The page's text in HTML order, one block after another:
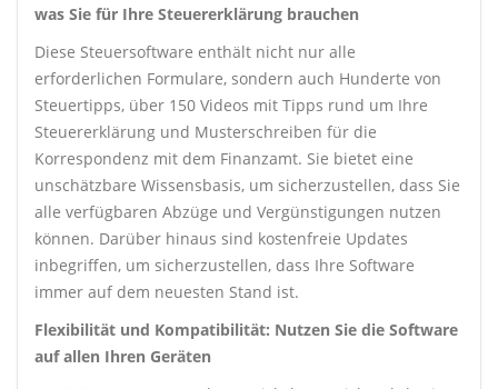
was Sie für Ihre Steuererklärung brauchen
Diese Steuersoftware enthält nicht nur alle
erforderlichen Formulare, sondern auch Hunderte von
Steuertipps, über 150 Videos mit Tipps rund um Ihre
Steuererklärung und Musterschreiben für die
Korrespondenz mit dem Finanzamt. Sie bietet eine
unschätzbare Wissensbasis, um sicherzustellen, dass Sie
alle verfügbaren Abzüge und Vergünstigungen nutzen
können. Darüber hinaus sind kostenfreie Updates
inbegriffen, um sicherzustellen, dass Ihre Software
immer auf dem neuesten Stand ist.
Flexibilität und Kompatibilität: Nutzen Sie die Software
auf allen Ihren Geräten